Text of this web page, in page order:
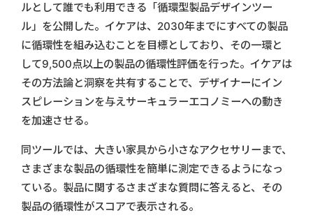
ルとして誰でも利用できる「循環型製品デザインツー
ル」を公開した。イケアは、2030年までにすべての製品
に循環性を組み込むことを目標としており、その一環と
して9,500点以上の製品の循環性評価を行った。イケアは
その方法論と洞察を共有することで、デザイナーにイン
スピレーションを与えサーキュラーエコノミーへの動き
を加速させる。
同ツールでは、大きい家具から小さなアクセサリーまで、
さまざまな製品の循環性を簡単に測定できるようになっ
ている。製品に関するさまざまな質問に答えると、その
製品の循環性がスコアで表示される。